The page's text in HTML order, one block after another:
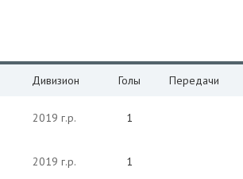
Дивизион Голы Передачи
2019 г.р. 1
2019 г.р. 1